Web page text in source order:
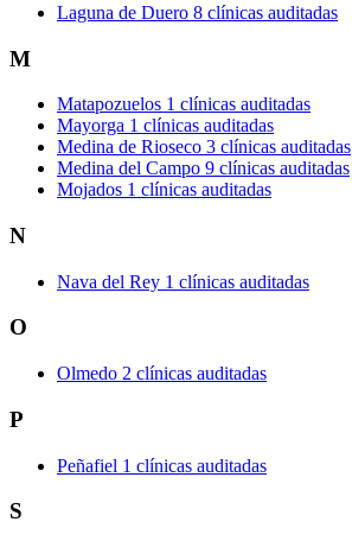
Laguna de Duero 8 clínicas auditadas
M
Matapozuelos 1 clínicas auditadas
Mayorga 1 clínicas auditadas
Medina de Rioseco 3 clínicas auditadas
Medina del Campo 9 clínicas auditadas
Mojados 1 clínicas auditadas
N
Nava del Rey 1 clínicas auditadas
O
Olmedo 2 clínicas auditadas
P
Peñafiel 1 clínicas auditadas
S